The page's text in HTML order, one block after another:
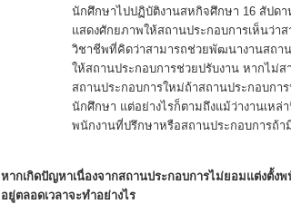
นักศึกษาไปปฏิบัติงานสหกิจศึกษา 16 สัปด
แสดงศักยภาพให้สถานประกอบการเห็นว่า
วิชาชีพที่คิดว่าสามารถช่วยพัฒนางานสถา
ให้สถานประกอบการช่วยปรับงาน หากไม่
สถานประกอบการใหม่ถ้าสถานประกอบก
นักศึกษา แต่อย่างไรก็ตามถึงแม้ว่างานเห
พนักงานที่ปรึกษาหรือสถานประกอบการถ้า
หากเกิดปัญหาเนื่องจากสถานประกอบการไม่ยอมแต่งตั้ง
อยู่ตลอดเวลาจะทำอย่างไร